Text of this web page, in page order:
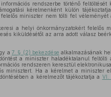
rendszerbe történő feltöltését
kérelmenként külön
miniszter nem tölti fel véleményét
a helyi önkormányzatokért felelős
kiküldésétől az arra adott válasz
a7. § (2) bekezdése alkalmazásának
a miniszter haladéktalanul feltölti
rendszeren keresztül
minisztert. Ha a kérelmet a miniszter
a kérelmezőt tájékoztatja a VI.